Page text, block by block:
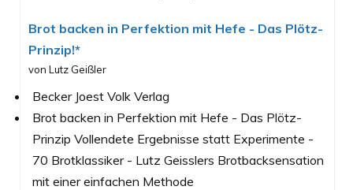
Brot backen in Perfektion mit Hefe - Das Plötz-
Prinzip!*
von Lutz Geißler
Becker Joest Volk Verlag
Brot backen in Perfektion mit Hefe - Das Plötz-
Prinzip Vollendete Ergebnisse statt Experimente -
70 Brotklassiker - Lutz Geisslers Brotbacksensation
mit einer einfachen Methode